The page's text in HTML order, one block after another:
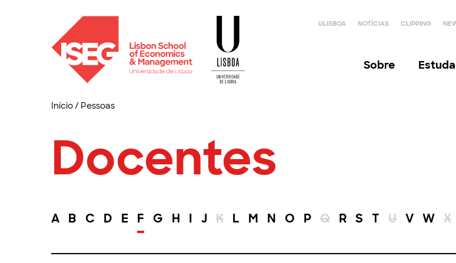
ULISBOA NOTÍCIAS CLIPPING
Sobre
Início/ Pessoas
Docentes
A B C D E F G H I J K L M N O P Q R S T U V W X